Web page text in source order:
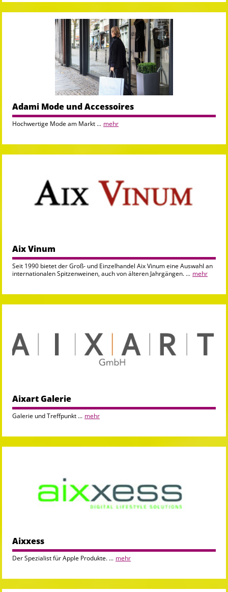
Adami Mode und Accessoires
Hochwertige Mode am Markt ... mehr
Aix Vinum
Seit 1990 bietet der Groß- und Einzelhandel Aix Vinum eine Auswahl an
internationalen Spitzenweinen, auch von älteren Jahrgängen. ... mehr
Aixart Galerie
Galerie und Treffpunkt ... mehr
Aixxess
Der Spezialist für Apple Produkte. ... mehr